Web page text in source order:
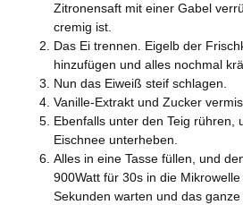
Zitronensaft mit einer Gabel
cremig ist.
Das Ei trennen. Eigelb der
hinzufügen und alles nochmal
Nun das Eiweiß steif schlagen.
Vanille-Extrakt und Zucker
Ebenfalls unter den Teig rühren,
Eischnee unterheben.
Alles in eine Tasse füllen, und
900Watt für 30s in die
Sekunden warten und das